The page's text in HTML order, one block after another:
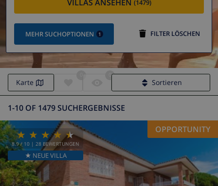
VILLAS ANSEHEN (1479)
MEHR SUCHOPTIONEN 1 FILTER LÖSCHEN
1-10 OF 1479 SUCHERGEBNISSE
Karte Sortieren
8.9/ 10 | 28 BEWERTUNGEN
★ NEUE VILLA
OPPORTUNITY